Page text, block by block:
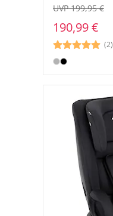
190,99 €
UVP 199,95 €
(2)